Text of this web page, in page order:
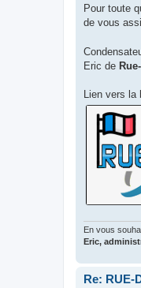
Pour toute
de vous
Eric de
Lien vers
En vous
Eric,
Re: RUE-